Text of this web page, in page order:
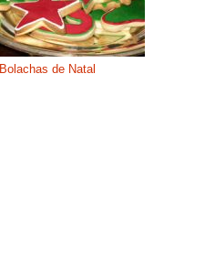
Bolachas de Natal